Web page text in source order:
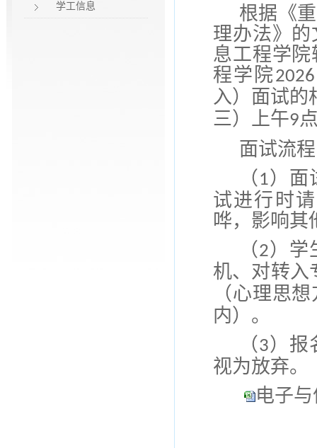
学工信息
根据《
理办法》
息工程学院
程学院2026
入）面试的
三） 上午9
面试流
（ 1）面
试进行时
哗，影响其
（2） 学
机、对转入
（心理思
内） 。
（3）报
视为放弃。
电子